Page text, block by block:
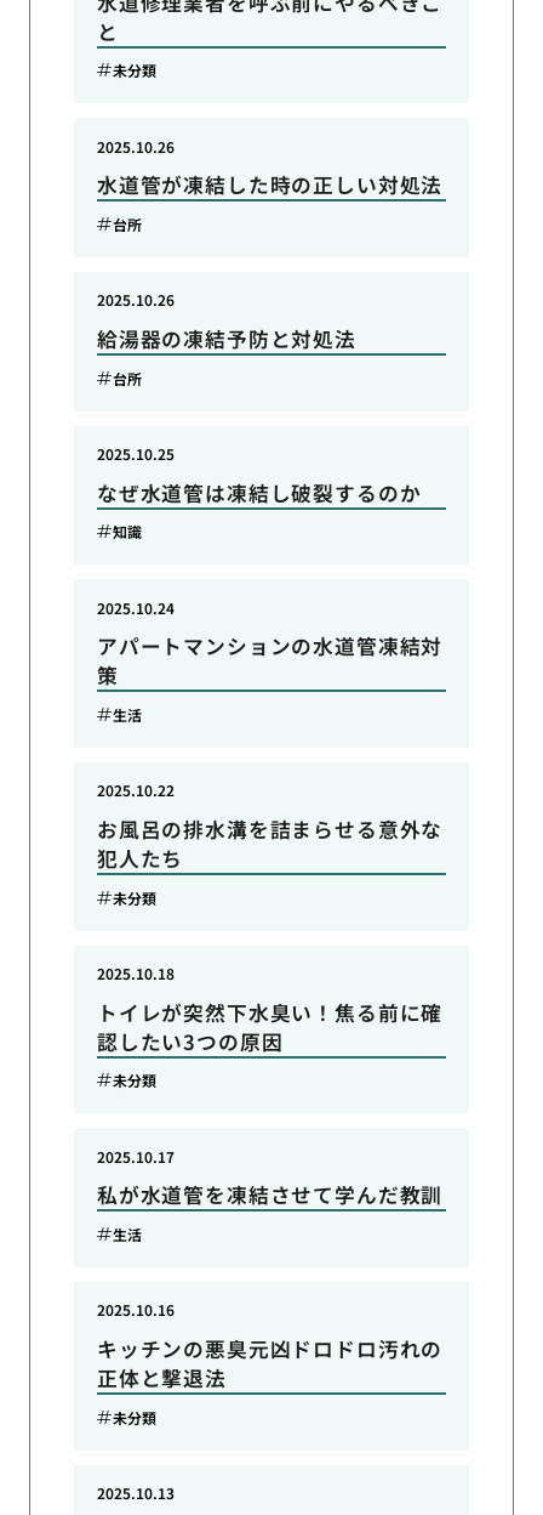
と
未分類
水道管が凍結した時の正しい対処法
2025.10.26
台所
給湯器の凍結予防と対処法
2025.10.26
台所
なぜ水道管は凍結し破裂するのか
2025.10.25
知識
アパートマンションの水道管凍結対
策
2025.10.24
生活
お風呂の排水溝を詰まらせる意外な
犯人たち
2025.10.22
未分類
トイレが突然下水臭い！焦る前に確
認したい3つの原因
2025.10.18
未分類
私が水道管を凍結させて学んだ教訓
2025.10.17
生活
キッチンの悪臭元凶ドロドロ汚れの
正体と撃退法
2025.10.16
未分類
2025.10.13